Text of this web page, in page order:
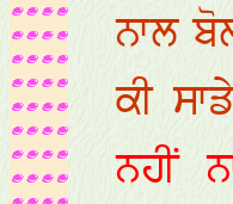
ਨਾਲ
ਕੀ
ਨਹੀਂ